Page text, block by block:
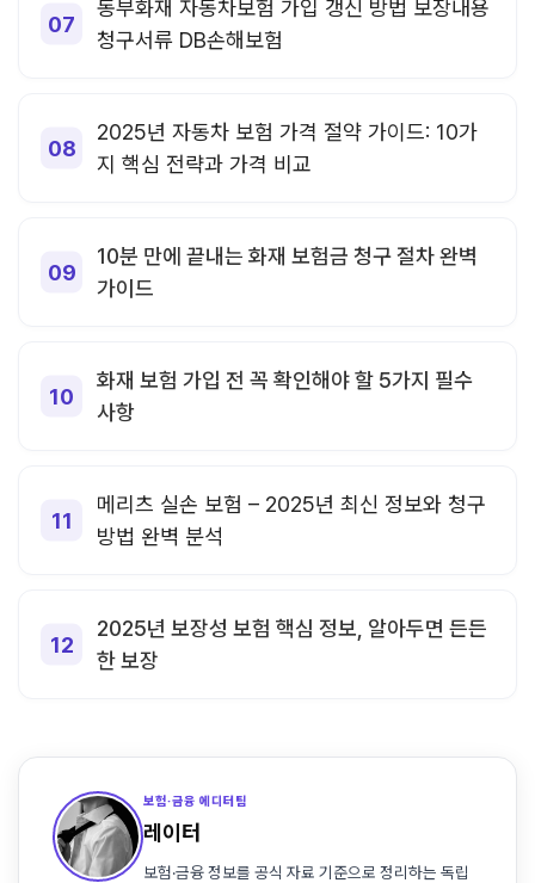
동부화재 자동차보험 가입 갱신 방법 보장내용
청구서류 DB손해보험
2025년 자동차 보험 가격 절약 가이드: 10가
지 핵심 전략과 가격 비교
10분 만에 끝내는 화재 보험금 청구 절차 완벽
가이드
화재 보험 가입 전 꼭 확인해야 할 5가지 필수
사항
메리츠 실손 보험 – 2025년 최신 정보와 청구
방법 완벽 분석
2025년 보장성 보험 핵심 정보, 알아두면 든든
한 보장
보험·금융 에디터팀
레이터
보험·금융 정보를 공식 자료 기준으로 정리하는 독립